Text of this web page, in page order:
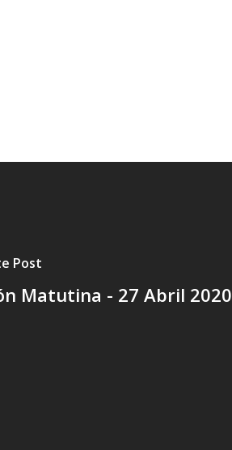
Post
Matutina - 27 Abril 2020